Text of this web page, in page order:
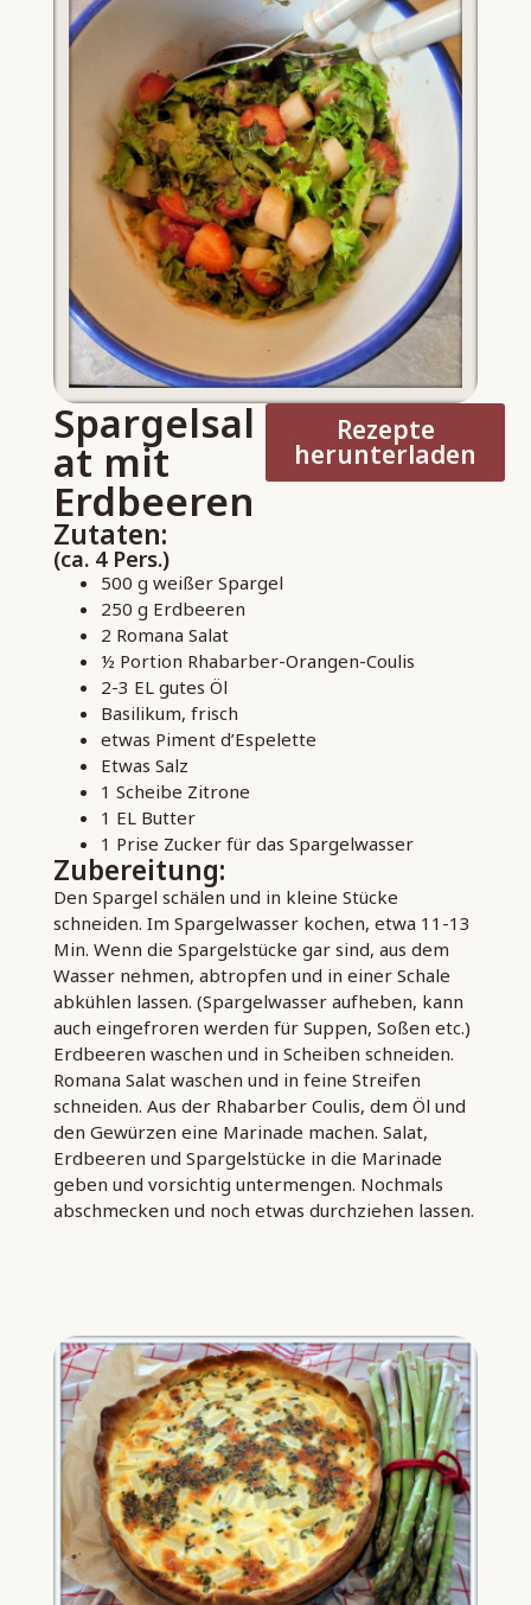
Spargelsal
at mit
Erdbeeren
Rezepte
herunterladen
Zutaten:
(ca. 4 Pers.)
500 g weißer Spargel
250 g Erdbeeren
2 Romana Salat
½ Portion Rhabarber-Orangen-Coulis
2-3 EL gutes Öl
Basilikum, frisch
etwas Piment d’Espelette
Etwas Salz
1 Scheibe Zitrone
1 EL Butter
1 Prise Zucker für das Spargelwasser
Zubereitung:
Den Spargel schälen und in kleine Stücke
schneiden. Im Spargelwasser kochen, etwa 11-13
Min. Wenn die Spargelstücke gar sind, aus dem
Wasser nehmen, abtropfen und in einer Schale
abkühlen lassen. (Spargelwasser aufheben, kann
auch eingefroren werden für Suppen, Soßen etc.)
Erdbeeren waschen und in Scheiben schneiden.
Romana Salat waschen und in feine Streifen
schneiden. Aus der Rhabarber Coulis, dem Öl und
den Gewürzen eine Marinade machen. Salat,
Erdbeeren und Spargelstücke in die Marinade
geben und vorsichtig untermengen. Nochmals
abschmecken und noch etwas durchziehen lassen.